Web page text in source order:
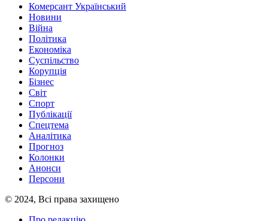
Комерсант Український
Новини
Війна
Політика
Економіка
Суспільство
Корупція
Бізнес
Світ
Спорт
Публікації
Спецтема
Аналітика
Прогноз
Колонки
Анонси
Персони
© 2024, Всі права захищено